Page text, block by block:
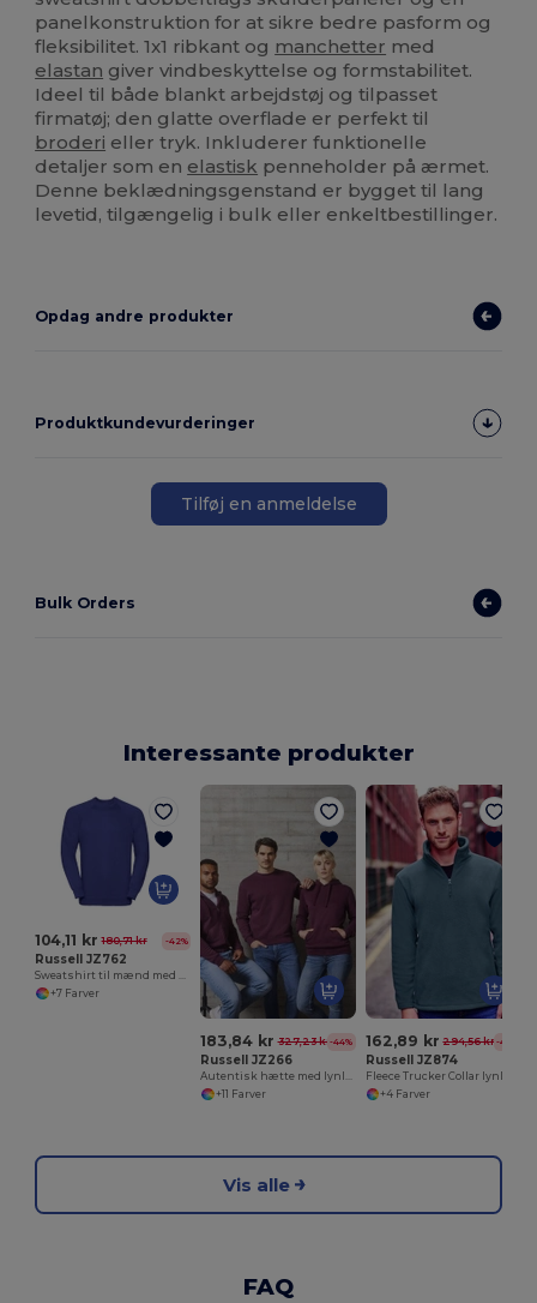
panelkonstruktion for at sikre bedre pasform og
fleksibilitet. 1x1 ribkant og manchetter med
elastan giver vindbeskyttelse og formstabilitet.
Ideel til både blankt arbejdstøj og tilpasset
firmatøj; den glatte overflade er perfekt til
broderi eller tryk. Inkluderer funktionelle
detaljer som en elastisk penneholder på ærmet.
Denne beklædningsgenstand er bygget til lang
levetid, tilgængelig i bulk eller enkeltbestillinger.
Opdag andre produkter
Produktkundevurderinger
Tilføj en anmeldelse
Bulk Orders
Interessante produkter
104,11 kr 180,71 kr -42%
Russell JZ762
Sweatshirt til mænd med raglanærme
+7 Farver
183,84 kr 327,23 kr-44%
Russell JZ266
Autentisk hætte med lynlås til mænd
+11 Farver
162,89 kr 294,56 kr -45%
Russell JZ874
+4 Farver
Vis alle
FAQ